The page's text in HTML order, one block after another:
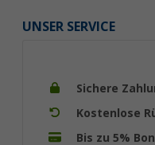
UNSER SERVICE
Sichere
Kostenlose
Bis zu 5%
(2)